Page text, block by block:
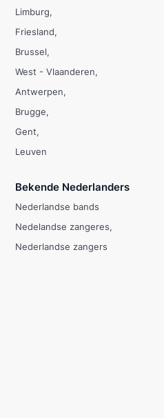
Limburg
Friesland
Brussel
West - Vlaanderen
Antwerpen
Brugge
Gent
Leuven
Bekende Nederlanders
Nederlandse bands
Nedelandse zangeres
Nederlandse zangers